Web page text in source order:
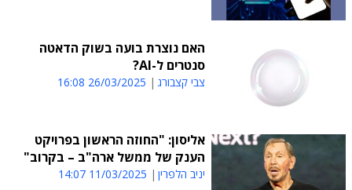
האם נוצרת בועה בשוק הדאטה
סנטרים ל-AI?
צבי קצבורג 26/03/2025 16:08
אליסון: "החוזה הראשון בפרויקט
הענק של ממשל ארה"ב – בקרוב"
יניב הלפרין 11/03/2025 14:07